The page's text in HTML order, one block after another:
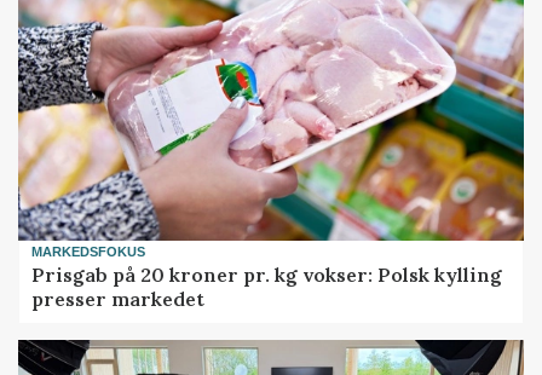
MARKEDSFOKUS
Prisgab på 20 kroner pr. kg vokser: Polsk kylling
presser markedet